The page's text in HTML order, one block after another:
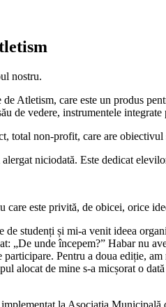
nostru.
Atletism, care este un produs
de vedere, instrumentele
total non-profit, care are obiectivul
niciodată. Este dedicat
este privită, de obicei, orice
studenți și mi-a venit ideea
„De unde începem?” Habar nu
Pentru a doua ediție,
alocat de mine s-a micșorat o
la Asociația